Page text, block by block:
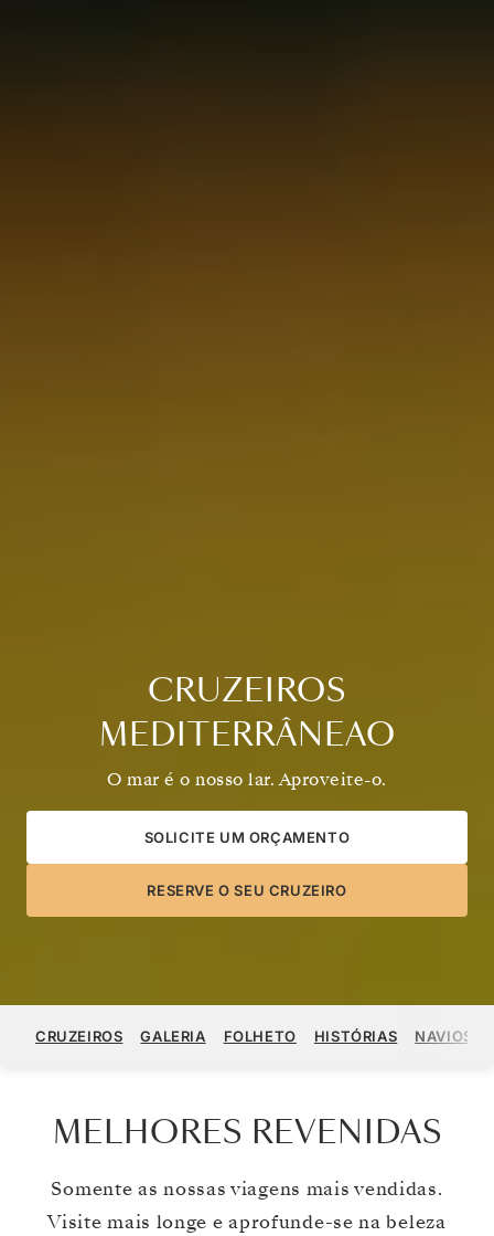
CRUZEIROS
MEDITERRÂNEAO
O mar é o nosso lar. Aproveite-o.
SOLICITE UM ORÇAMENTO
RESERVE O SEU CRUZEIRO
CRUZEIROS GALERIA FOLHETO HISTÓRIAS NAVIOS
MELHORES REVENIDAS
Somente as nossas viagens mais vendidas.
Visite mais longe e aprofunde-se na beleza